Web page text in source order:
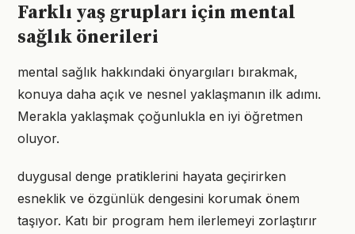
Farklı yaş grupları için mental
sağlık önerileri
mental sağlık hakkındaki önyargıları bırakmak,
konuya daha açık ve nesnel yaklaşmanın ilk adımı.
Merakla yaklaşmak çoğunlukla en iyi öğretmen
oluyor.
duygusal denge pratiklerini hayata geçirirken
esneklik ve özgünlük dengesini korumak önem
taşıyor. Katı bir program hem ilerlemeyi zorlaştırır